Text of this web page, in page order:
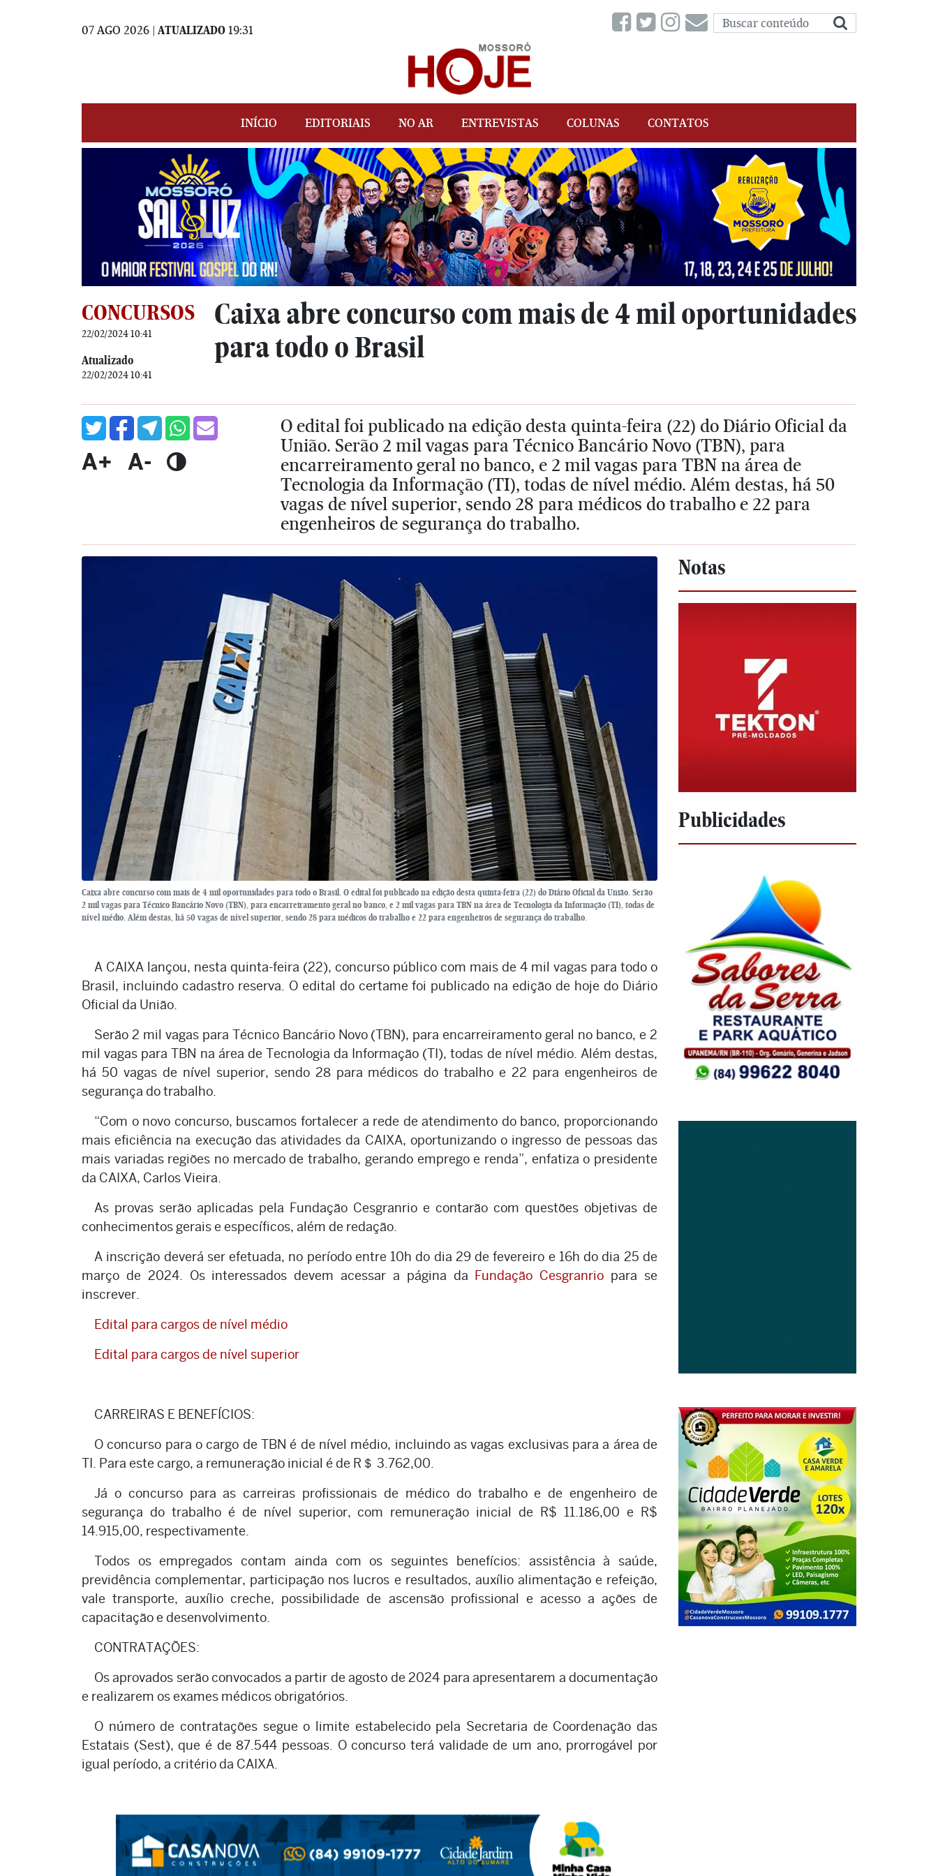
07 AGO 2026 | ATUALIZADO 19:31
INÍCIO EDITORIAIS NO AR ENTREVISTAS COLUNAS CONTATOS
CONCURSOS
22/02/2024 10:41
Atualizado
22/02/2024 10:41
Caixa abre concurso com mais de 4 mil oportunidades
para todo o Brasil
A+ A-
O edital foi publicado na edição desta quinta-feira (22) do Diário Oficial da
União. Serão 2 mil vagas para Técnico Bancário Novo (TBN), para
encarreiramento geral no banco, e 2 mil vagas para TBN na área de
Tecnologia da Informação (TI), todas de nível médio. Além destas, há 50
vagas de nível superior, sendo 28 para médicos do trabalho e 22 para
engenheiros de segurança do trabalho.
Caixa abre concurso com mais de 4 mil oportunidades para todo o Brasil. O edital foi publicado na edição desta quinta-feira (22) do Diário Oficial da União. Serão
2 mil vagas para Técnico Bancário Novo (TBN), para encarreiramento geral no banco, e 2 mil vagas para TBN na área de Tecnologia da Informação (TI), todas de
nível médio. Além destas, há 50 vagas de nível superior, sendo 28 para médicos do trabalho e 22 para engenheiros de segurança do trabalho.
A CAIXA lançou, nesta quinta-feira (22), concurso público com mais de 4 mil vagas para todo o
Brasil, incluindo cadastro reserva. O edital do certame foi publicado na edição de hoje do Diário
Oficial da União.
Serão 2 mil vagas para Técnico Bancário Novo (TBN), para encarreiramento geral no banco, e 2
mil vagas para TBN na área de Tecnologia da Informação (TI), todas de nível médio. Além destas,
há 50 vagas de nível superior, sendo 28 para médicos do trabalho e 22 para engenheiros de
segurança do trabalho.
“Com o novo concurso, buscamos fortalecer a rede de atendimento do banco, proporcionando
mais eficiência na execução das atividades da CAIXA, oportunizando o ingresso de pessoas das
mais variadas regiões no mercado de trabalho, gerando emprego e renda”, enfatiza o presidente
da CAIXA, Carlos Vieira.
As provas serão aplicadas pela Fundação Cesgranrio e contarão com questões objetivas de
conhecimentos gerais e específicos, além de redação.
A inscrição deverá ser efetuada, no período entre 10h do dia 29 de fevereiro e 16h do dia 25 de
março de 2024. Os interessados devem acessar a página da
Fundação Cesgranrio para se
inscrever.
Edital para cargos de nível médio
Edital para cargos de nível superior
CARREIRAS E BENEFÍCIOS:
O concurso para o cargo de TBN é de nível médio, incluindo as vagas exclusivas para a área de
TI. Para este cargo, a remuneração inicial é de R＄ 3.762,00.
Já o concurso para as carreiras profissionais de médico do trabalho e de engenheiro de
segurança do trabalho é de nível superior, com remuneração inicial de R$ 11.186,00 e R$
14.915,00, respectivamente.
Todos os empregados contam ainda com os seguintes benefícios: assistência à saúde,
previdência complementar, participação nos lucros e resultados, auxílio alimentação e refeição,
vale transporte, auxílio creche, possibilidade de ascensão profissional e acesso a ações de
capacitação e desenvolvimento.
CONTRATAÇÕES:
Os aprovados serão convocados a partir de agosto de 2024 para apresentarem a documentação
e realizarem os exames médicos obrigatórios.
O número de contratações segue o limite estabelecido pela Secretaria de Coordenação das
Estatais (Sest), que é de 87.544 pessoas. O concurso terá validade de um ano, prorrogável por
igual período, a critério da CAIXA.
Notas
Publicidades